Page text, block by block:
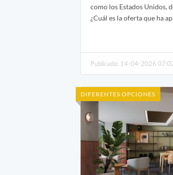
como los Estados Unidos,
¿Cuál es la oferta que ha
Publicado: 14-04-2026
DIFERENTES OPCIONES